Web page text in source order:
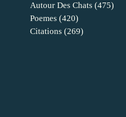
Autour Des Chats (475)
Poemes (420)
Citations (269)